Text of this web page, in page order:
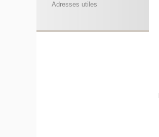
Adresses utiles